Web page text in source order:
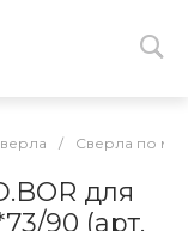
/ Сверла по
для
90 (арт.